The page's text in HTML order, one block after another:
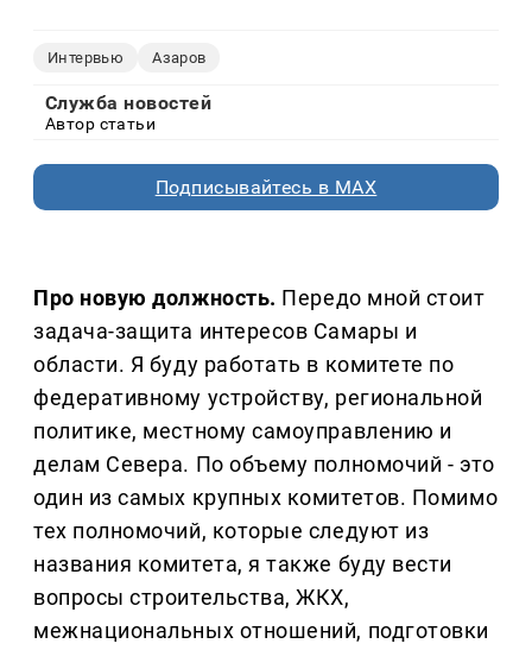
Интервью Азаров
Служба новостей
Автор статьи
Подписывайтесь в MAX
Про новую должность. Передо мной стоит
задача-защита интересов Самары и
области. Я буду работать в комитете по
федеративному устройству, региональной
политике, местному самоуправлению и
делам Севера. По объему полномочий - это
один из самых крупных комитетов. Помимо
тех полномочий, которые следуют из
названия комитета, я также буду вести
вопросы строительства, ЖКХ,
межнациональных отношений, подготовки